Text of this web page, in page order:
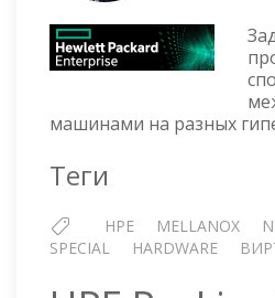
машинами на разных
Теги
HPE MELLANOX
SPECIAL
HARDWARE